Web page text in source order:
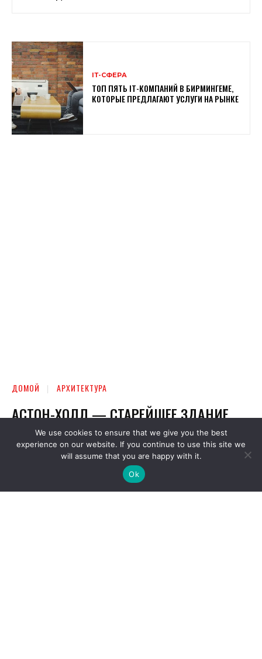
ІТ-СФЕРА
ТОП ПЯТЬ IТ-КОМПАНИЙ В БИРМИНГЕМЕ,
КОТОРЫЕ ПРЕДЛАГАЮТ УСЛУГИ НА РЫНКЕ
We use cookies to ensure that we give you the best
experience on our website. If you continue to use this site we
will assume that you are happy with it.
Ok